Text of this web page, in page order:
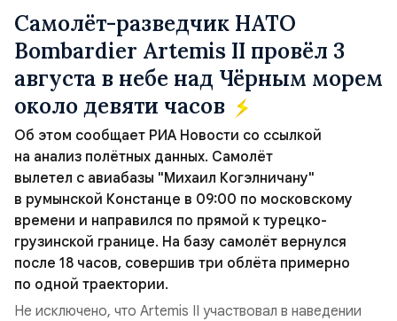
Самолёт-разведчик НАТО
Bombardier Artemis II провёл 3
августа в небе над Чёрным морем
около девяти часов
Об этом сообщает РИА Новости со ссылкой
на анализ полётных данных. Самолёт
вылетел с авиабазы "Михаил Когэлничану"
в румынской Констанце в 09:00 по московскому
времени и направился по прямой к турецко-
грузинской границе. На базу самолёт вернулся
после 18 часов, совершив три облёта примерно
по одной траектории.
Не исключено, что Artemis II участвовал в наведении
Уважаемые друзья, появилась возможность
оформить ежемесячную подпискуна нашу газету
на почте России! Подписной индекс ПП711.
«Национальный Курс», некоммерческий
информационно-аналитический портал, созданный
на народные средства. Любая Ваша помощь
пойдет на развитие данного портала и увеличение
тиража газеты «Национальный Курс». Вы можете
перечислить любую посильную для Вас сумму на
карту СБЕР:
Карта СБЕР: 5228 6005 5197 1767
Ваша поддержка важна для нас.